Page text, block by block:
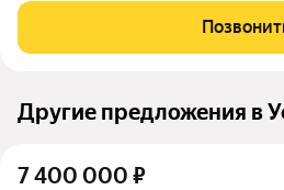
76.3 кв.м.Дом из красного
ипотечные программы с
Другие предложения в
7 400 000 ₽